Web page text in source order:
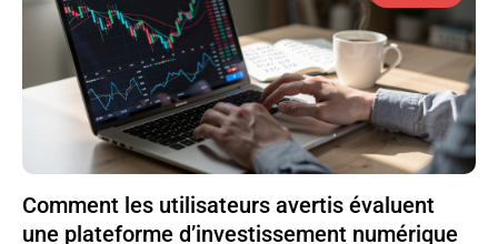
Comment les utilisateurs avertis évaluent
une plateforme d’investissement numérique